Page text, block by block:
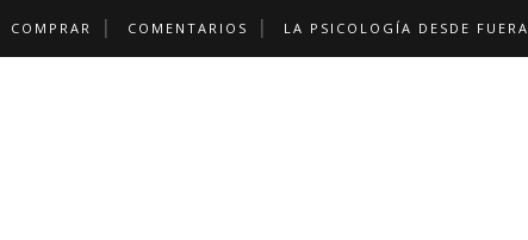
COMPRAR COMENTARIOS LA PSICOLOGÍA DESDE FUERA